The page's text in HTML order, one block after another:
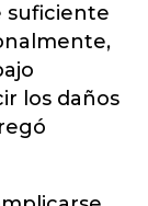
suficiente
los daños